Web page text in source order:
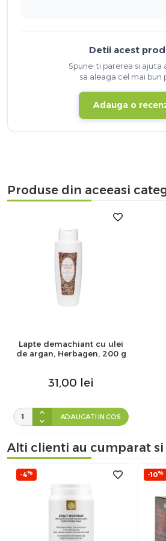
Detii acest
Spune-ti parerea si ajuta
sa aleaga cel mai bun
Adauga o
Produse din aceeasi
Lapte demachiant cu ulei
de argan, Herbagen, 200 g
31,00 lei
ADAUGATI IN COS
Alti clienti au cumparat si
-4% -10%